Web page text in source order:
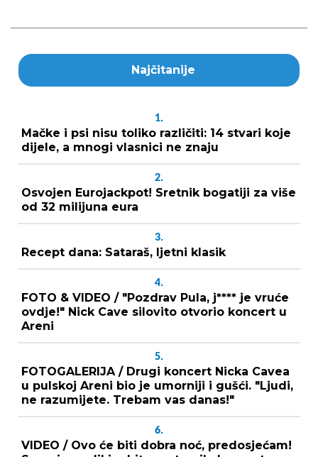
Najčitanije
1.
Mačke i psi nisu toliko različiti: 14 stvari koje
dijele, a mnogi vlasnici ne znaju
2.
Osvojen Eurojackpot! Sretnik bogatiji za više
od 32 milijuna eura
3.
Recept dana: Sataraš, ljetni klasik
4.
FOTO & VIDEO / "Pozdrav Pula, j**** je vruće
ovdje!" Nick Cave silovito otvorio koncert u
Areni
5.
FOTOGALERIJA / Drugi koncert Nicka Cavea
u pulskoj Areni bio je umorniji i gušći. "Ljudi,
ne razumijete. Trebam vas danas!"
6.
VIDEO / Ovo će biti dobra noć, predosjećam!